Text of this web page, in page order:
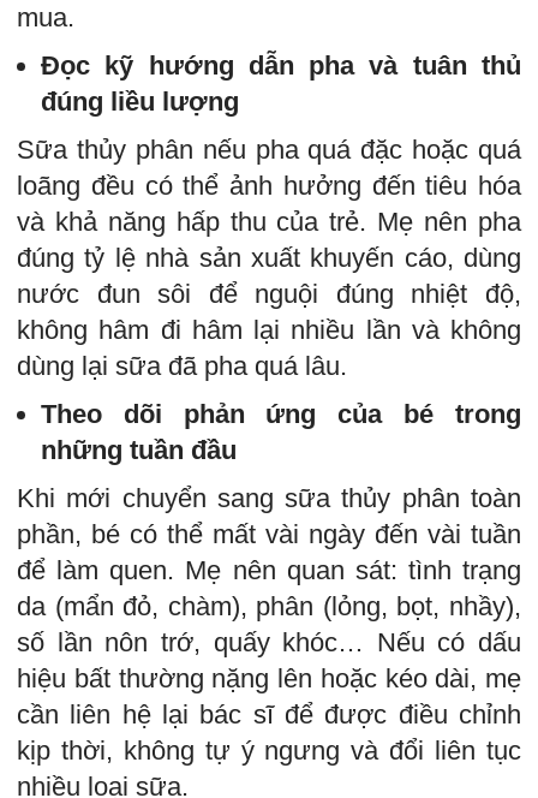
mua.
Đọc kỹ hướng dẫn pha và tuân thủ
đúng liều lượng
Sữa thủy phân nếu pha quá đặc hoặc quá
loãng đều có thể ảnh hưởng đến tiêu hóa
và khả năng hấp thu của trẻ. Mẹ nên pha
đúng tỷ lệ nhà sản xuất khuyến cáo, dùng
nước đun sôi để nguội đúng nhiệt độ,
không hâm đi hâm lại nhiều lần và không
dùng lại sữa đã pha quá lâu.
Theo dõi phản ứng của bé trong
những tuần đầu
Khi mới chuyển sang sữa thủy phân toàn
phần, bé có thể mất vài ngày đến vài tuần
để làm quen. Mẹ nên quan sát: tình trạng
da (mẩn đỏ, chàm), phân (lỏng, bọt, nhầy),
số lần nôn trớ, quấy khóc… Nếu có dấu
hiệu bất thường nặng lên hoặc kéo dài, mẹ
cần liên hệ lại bác sĩ để được điều chỉnh
kịp thời, không tự ý ngưng và đổi liên tục
nhiều loại sữa.